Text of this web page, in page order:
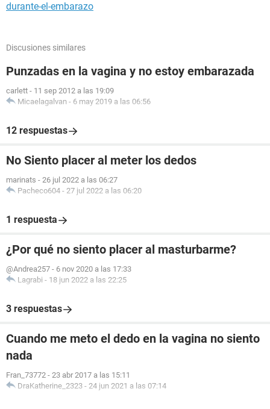
durante-el-embarazo
Discusiones similares
Punzadas en la vagina y no estoy embarazada
carlett - 11 sep 2012 a las 19:09
Micaelagalvan - 6 may 2019 a las 06:56
12 respuestas
No Siento placer al meter los dedos
marinats - 26 jul 2022 a las 06:27
Pacheco604 - 27 jul 2022 a las 06:20
1 respuesta
¿Por qué no siento placer al masturbarme?
@Andrea257 - 6 nov 2020 a las 17:33
Lagrabi - 18 jun 2022 a las 22:25
3 respuestas
Cuando me meto el dedo en la vagina no siento
nada
Fran_73772 - 23 abr 2017 a las 15:11
DraKatherine_2323 - 24 jun 2021 a las 07:14